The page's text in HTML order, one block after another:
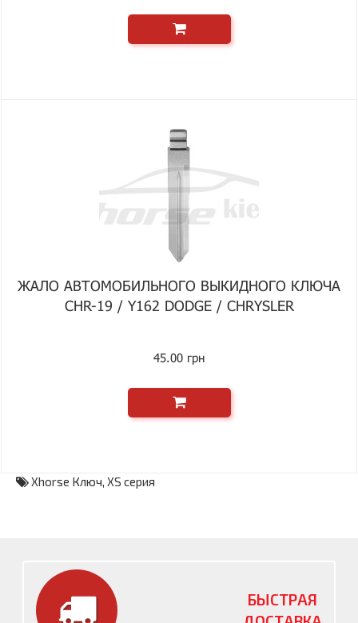
ЖАЛО АВТОМОБИЛЬНОГО ВЫКИДНОГО КЛЮЧА
CHR-19 / Y162 DODGE / CHRYSLER
45.00 грн
Xhorse Ключ, XS серия
БЫСТРАЯ